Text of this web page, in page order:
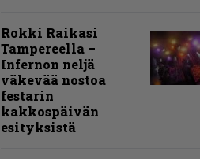
Rokki Raikasi
Tampereella –
Infernon neljä
väkevää nostoa
festarin
kakkospäivän
esityksistä